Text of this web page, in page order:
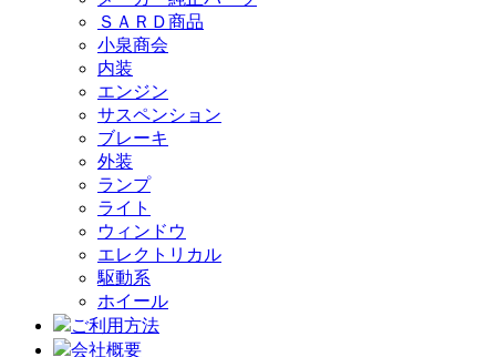
ＳＡＲＤ商品
小泉商会
内装
エンジン
サスペンション
ブレーキ
外装
ランプ
ライト
ウィンドウ
エレクトリカル
駆動系
ホイール
ご利用方法
会社概要